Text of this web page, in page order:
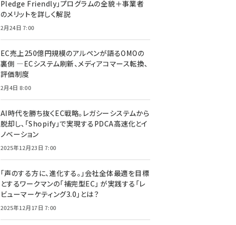
Pledge Friendly」プログラムの全貌＋事業者
のメリットを詳しく解説
2月24日 7:00
EC売上250億円規模のアルペンが語るOMOの
裏側 ―ECシステム刷新、メディアコマース転換、
評価制度
2月4日 8:00
AI時代を勝ち抜くEC戦略。レガシーシステムから
脱却し、「Shopify」で実現するPDCA高速化とイ
ノベーション
2025年12月23日 7:00
「声のする方に、進化する。」会社全体最適を目標
とするワークマンの「補完型EC」 が実践する「レ
ビューマーケティング3.0」とは？
2025年12月17日 7:00